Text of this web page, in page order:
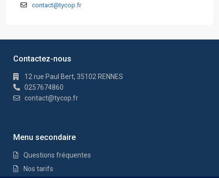
contact@tycop.fr
Contactez-nous
12 rue Paul Bert, 35102 RENNES
0257674860
contact@tycop.fr
Menu secondaire
Questions fréquentes
Nos tarifs